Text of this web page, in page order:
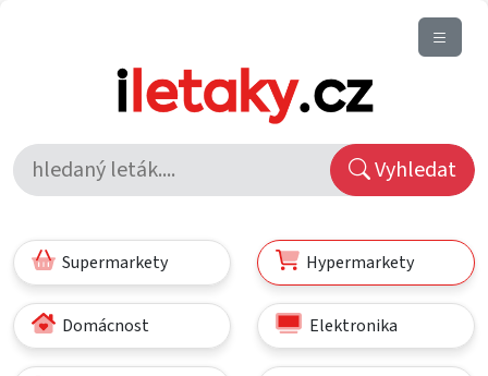
Vyhledat
Supermarkety Hypermarkety
Domácnost Elektronika